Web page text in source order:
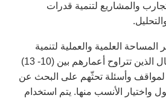
والمشاريع لتنمية قدرات
العلمية والعملية لتنمية
التفكير الناقد لدى الأطفال الذين تتراوح أعمارهم بين (10- 13)
وأسئلة تحثّهم على البحث عن
واختيار الأنسب منها. يتم استخدام